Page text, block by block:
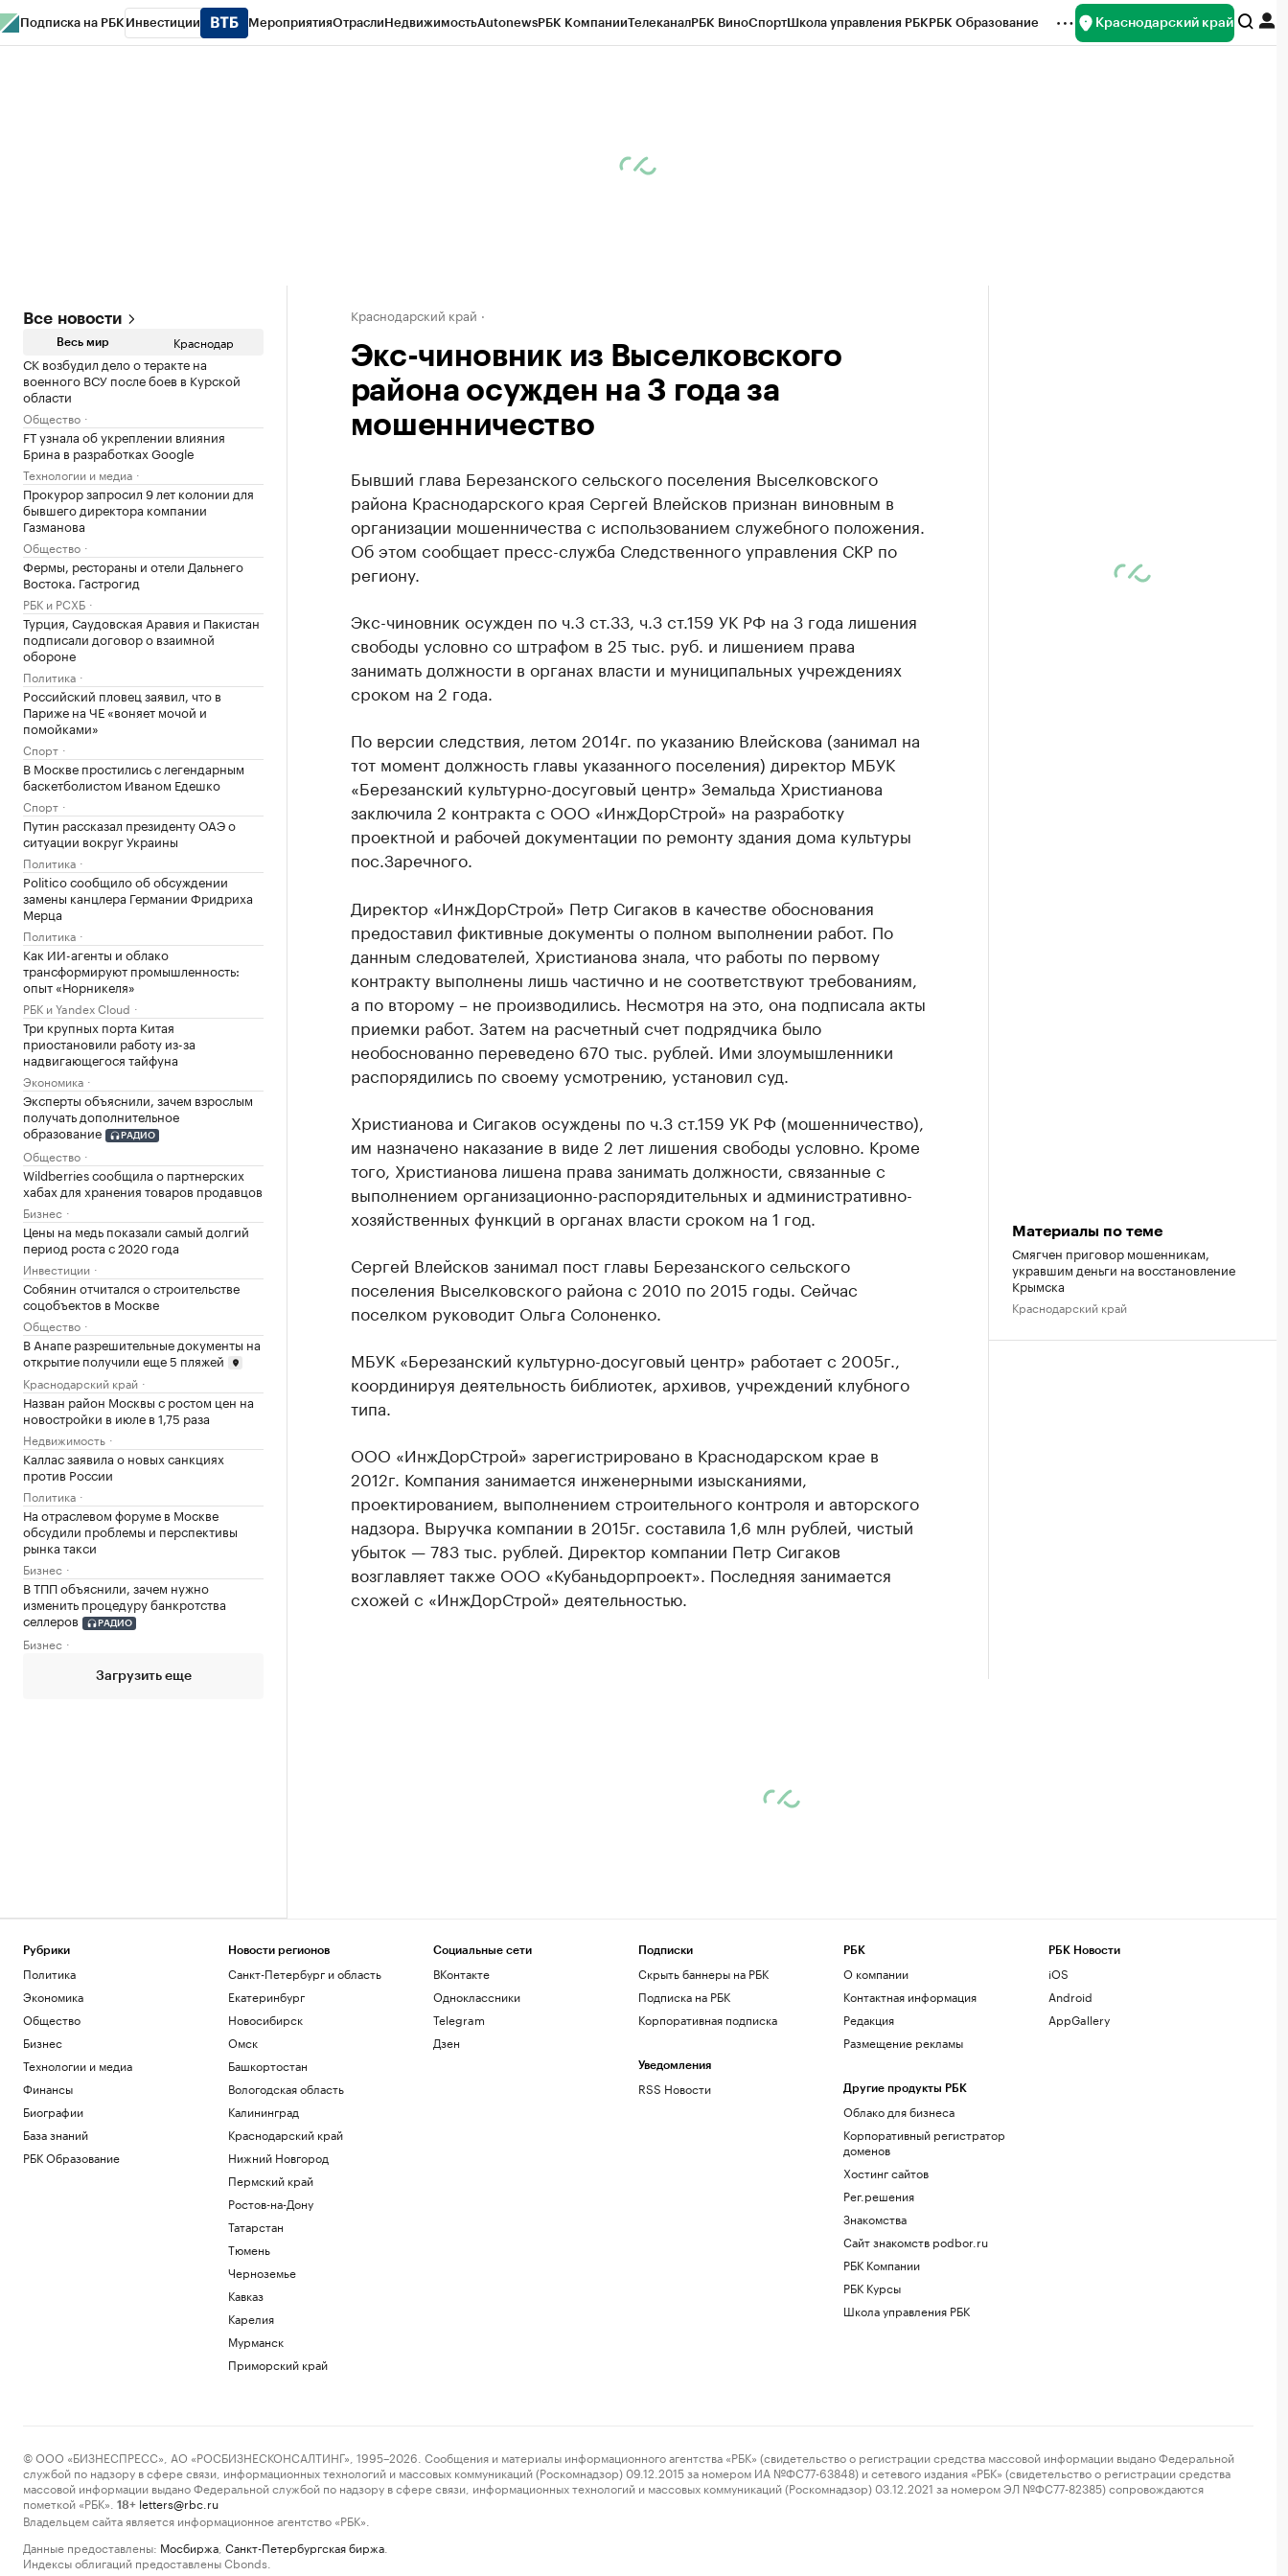
Подписка на РБК Инвестиции МероприятияОтраслиНедвижимостьAutonewsРБК КомпанииТелеканалРБК ВиноСпортШкола управления РБКРБК Образование Краснодарский край
Все новости
Весь мир Краснодар
СК возбудил дело о теракте на
военного ВСУ после боев в Курской
области
Общество
FT узнала об укреплении влияния
Брина в разработках Google
Технологии и медиа
Прокурор запросил 9 лет колонии для
бывшего директора компании
Газманова
Общество
Фермы, рестораны и отели Дальнего
Востока. Гастрогид
РБК и РСХБ
Турция, Саудовская Аравия и Пакистан
подписали договор о взаимной
обороне
Политика
Российский пловец заявил, что в
Париже на ЧЕ «воняет мочой и
помойками»
Спорт
В Москве простились с легендарным
баскетболистом Иваном Едешко
Спорт
Путин рассказал президенту ОАЭ о
ситуации вокруг Украины
Политика
Politico сообщило об обсуждении
замены канцлера Германии Фридриха
Мерца
Политика
Как ИИ-агенты и облако
трансформируют промышленность:
опыт «Норникеля»
РБК и Yandex Cloud
Три крупных порта Китая
приостановили работу из-за
надвигающегося тайфуна
Экономика
Эксперты объяснили, зачем взрослым
получать дополнительное
образование
РАДИО
Общество
Wildberries сообщила о партнерских
хабах для хранения товаров продавцов
Бизнес
Цены на медь показали самый долгий
период роста с 2020 года
Инвестиции
Собянин отчитался о строительстве
соцобъектов в Москве
Общество
В Анапе разрешительные документы на
открытие получили еще 5 пляжей
Краснодарский край
Назван район Москвы с ростом цен на
новостройки в июле в 1,75 раза
Недвижимость
Каллас заявила о новых санкциях
против России
Политика
На отраслевом форуме в Москве
обсудили проблемы и перспективы
рынка такси
Бизнес
В ТПП объяснили, зачем нужно
изменить процедуру банкротства
селлеров
РАДИО
Бизнес
Загрузить еще
Краснодарский край
Экс-чиновник из Выселковского
района осужден на 3 года за
мошенничество
Бывший глава Березанского сельского поселения Выселковского
района Краснодарского края Сергей Влейсков признан виновным в
организации мошенничества с использованием служебного положения.
Об этом сообщает пресс-служба Следственного управления СКР по
региону.
Экс-чиновник осужден по ч.3 ст.33, ч.3 ст.159 УК РФ на 3 года лишения
свободы условно со штрафом в 25 тыс. руб. и лишением права
занимать должности в органах власти и муниципальных учреждениях
сроком на 2 года.
По версии следствия, летом 2014г. по указанию Влейскова (занимал на
тот момент должность главы указанного поселения) директор МБУК
«Березанский культурно-досуговый центр» Земальда Христианова
заключила 2 контракта с ООО «ИнжДорСтрой» на разработку
проектной и рабочей документации по ремонту здания дома культуры
пос.Заречного.
Директор «ИнжДорСтрой» Петр Сигаков в качестве обоснования
предоставил фиктивные документы о полном выполнении работ. По
данным следователей, Христианова знала, что работы по первому
контракту выполнены лишь частично и не соответствуют требованиям,
а по второму – не производились. Несмотря на это, она подписала акты
приемки работ. Затем на расчетный счет подрядчика было
необоснованно переведено 670 тыс. рублей. Ими злоумышленники
распорядились по своему усмотрению, установил суд.
Христианова и Сигаков осуждены по ч.3 ст.159 УК РФ (мошенничество),
им назначено наказание в виде 2 лет лишения свободы условно. Кроме
того, Христианова лишена права занимать должности, связанные с
выполнением организационно-распорядительных и административно-
хозяйственных функций в органах власти сроком на 1 год.
Сергей Влейсков занимал пост главы Березанского сельского
поселения Выселковского района с 2010 по 2015 годы. Сейчас
поселком руководит Ольга Солоненко.
МБУК «Березанский культурно-досуговый центр» работает с 2005г.,
координируя деятельность библиотек, архивов, учреждений клубного
типа.
ООО «ИнжДорСтрой» зарегистрировано в Краснодарском крае в
2012г. Компания занимается инженерными изысканиями,
проектированием, выполнением строительного контроля и авторского
надзора. Выручка компании в 2015г. составила 1,6 млн рублей, чистый
убыток — 783 тыс. рублей. Директор компании Петр Сигаков
возглавляет также ООО «Кубаньдорпроект». Последняя занимается
схожей с «ИнжДорСтрой» деятельностью.
Материалы по теме
Смягчен приговор мошенникам,
укравшим деньги на восстановление
Крымска
Краснодарский край
Рубрики
Политика
Экономика
Общество
Бизнес
Технологии и медиа
Финансы
Биографии
База знаний
РБК Образование
Новости регионов
Санкт-Петербург и область
Екатеринбург
Новосибирск
Омск
Башкортостан
Вологодская область
Калининград
Краснодарский край
Нижний Новгород
Пермский край
Ростов-на-Дону
Татарстан
Тюмень
Черноземье
Кавказ
Карелия
Мурманск
Приморский край
Социальные сети
ВКонтакте
Одноклассники
Telegram
Дзен
Подписки
Скрыть баннеры на РБК
Подписка на РБК
Корпоративная подписка
Уведомления
RSS Новости
РБК
О компании
Контактная информация
Редакция
Размещение рекламы
Другие продукты РБК
Облако для бизнеса
Корпоративный регистратор
доменов
Хостинг сайтов
Рег.решения
Знакомства
Сайт знакомств podbor.ru
РБК Компании
РБК Курсы
Школа управления РБК
РБК Новости
iOS
Android
AppGallery
© ООО «БИЗНЕСПРЕСС», АО «РОСБИЗНЕСКОНСАЛТИНГ», 1995–2026. Сообщения и материалы информационного агентства «РБК» (свидетельство о регистрации средства массовой информации выдано Федеральной
службой по надзору в сфере связи, информационных технологий и массовых коммуникаций (Роскомнадзор) 09.12.2015 за номером ИА №ФС77-63848) и сетевого издания «РБК» (свидетельство о регистрации средства
массовой информации выдано Федеральной службой по надзору в сфере связи, информационных технологий и массовых коммуникаций (Роскомнадзор) 03.12.2021 за номером ЭЛ №ФС77-82385) сопровождаются
пометкой «РБК».
18+ letters@rbc.ru
Владельцем сайта является информационное агентство «РБК».
Данные предоставлены: Мосбиржа Санкт-Петербургская биржа
Индексы облигаций предоставлены Cbonds.